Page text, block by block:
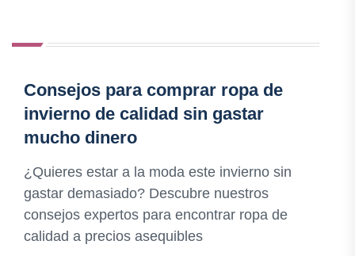
Consejos para comprar ropa de
invierno de calidad sin gastar
mucho dinero
¿Quieres estar a la moda este invierno sin
gastar demasiado? Descubre nuestros
consejos expertos para encontrar ropa de
calidad a precios asequibles